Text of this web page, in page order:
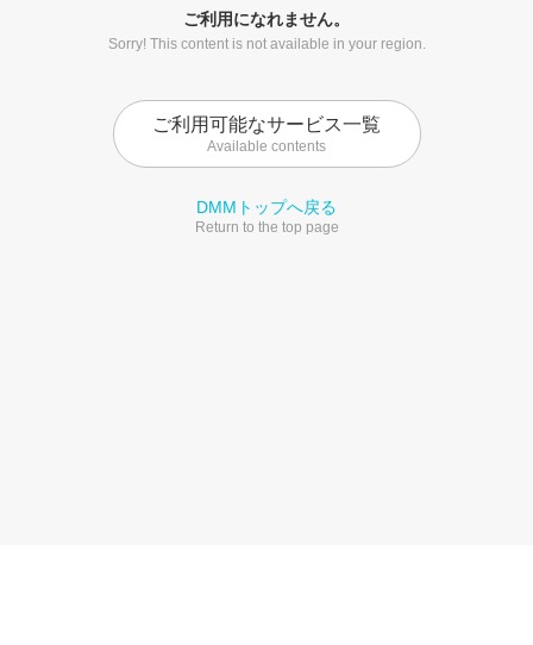
ご利用になれません。
Sorry! This content is not available in your region.
ご利用可能なサービス一覧
Available contents
DMMトップへ戻る
Return to the top page